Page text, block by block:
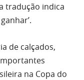
tradução indica
de calçados,
na Copa do